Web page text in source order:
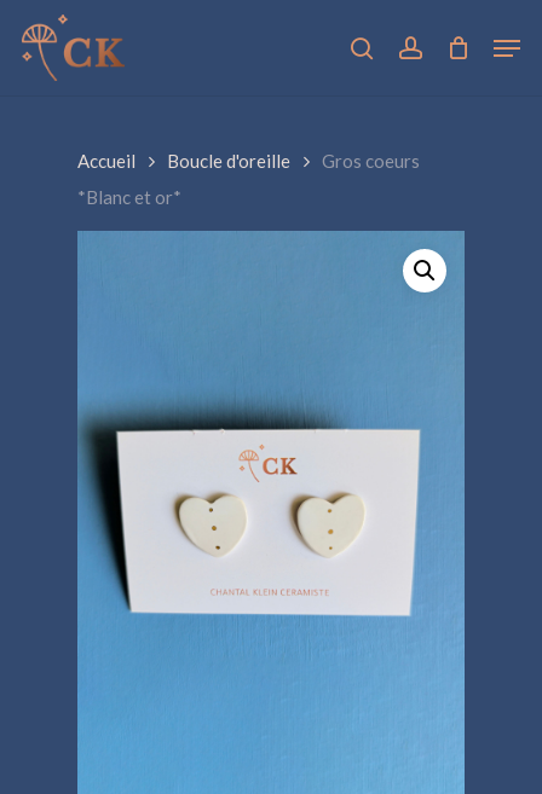
searchaccount
Accueil Boucle d'oreille
Gros coeurs
*Blanc et or*